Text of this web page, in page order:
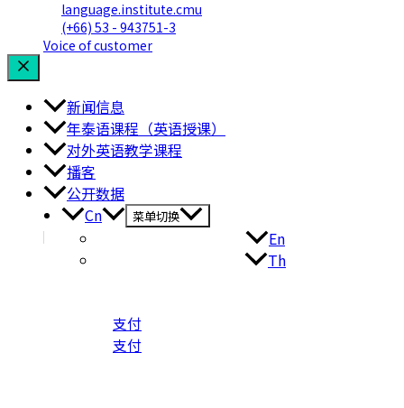
language.institute.cmu
(+66) 53 - 943751-3
Voice of customer
新闻信息
年泰语课程（英语授课）
对外英语教学课程
播客
公开数据
Cn
菜单切换
En
Th
支付
支付